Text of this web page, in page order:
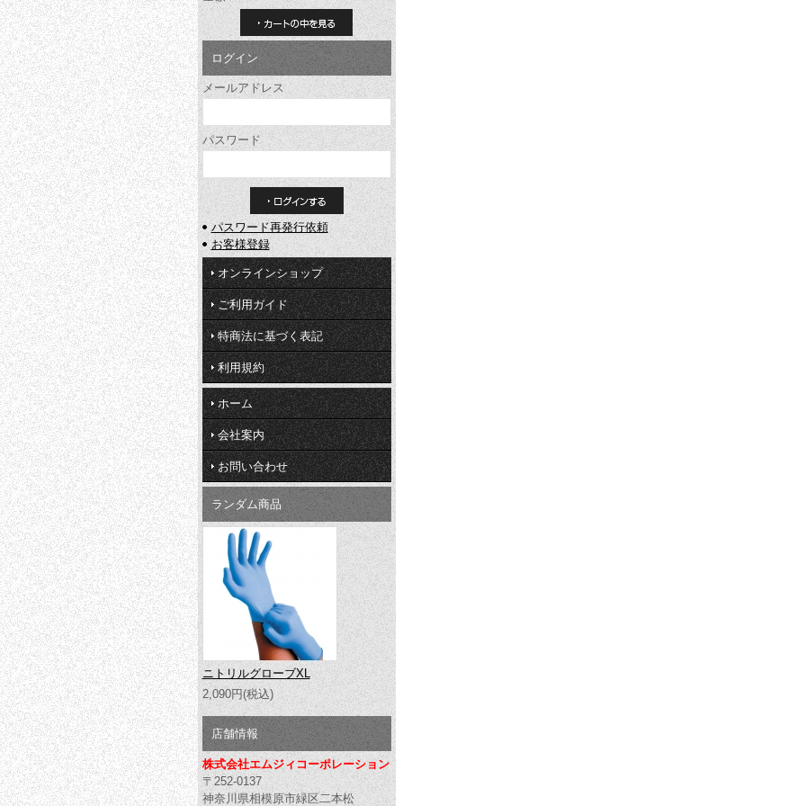
カートの中を見る
ログイン
メールアドレス
パスワード
パスワード再発行依頼
お客様登録
オンラインショップ
ご利用ガイド
特商法に基づく表記
利用規約
ホーム
会社案内
お問い合わせ
ランダム商品
ニトリルグローブXL
2,090円(税込)
店舗情報
株式会社エムジィコーポレーション
〒252-0137
神奈川県相模原市緑区二本松